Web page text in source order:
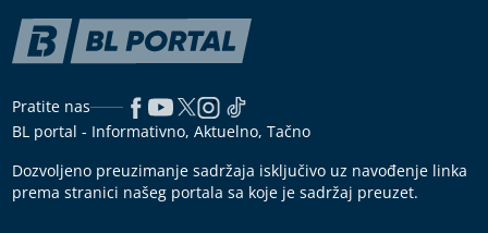
Pratite nas
BL portal - Informativno, Aktuelno, Tačno
Dozvoljeno preuzimanje sadržaja isključivo uz navođenje linka
prema stranici našeg portala sa koje je sadržaj preuzet.